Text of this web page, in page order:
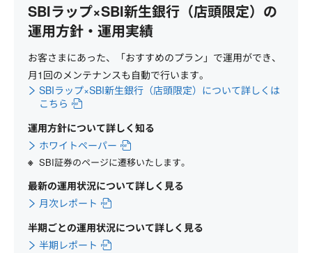
SBIラップ×SBI新生銀行（店頭限定）の
運用方針・運用実績
お客さまにあった、「おすすめのプラン」で運用ができ、
月1回のメンテナンスも自動で行います。
SBIラップ×SBI新生銀行（店頭限定）について詳しくは
こちら
運用方針について詳しく知る
ホワイトペーパー
SBI証券のページに遷移いたします。
最新の運用状況について詳しく見る
月次レポート
半期ごとの運用状況について詳しく見る
半期レポート